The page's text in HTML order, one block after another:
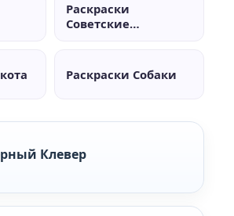
Раскраски
Советские
Раскраски Собаки
Клевер